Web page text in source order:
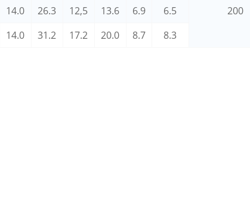
14.0 26.3 12,5 13.6 6.9 6.5
200
14.0 31.2 17.2 20.0 8.7 8.3